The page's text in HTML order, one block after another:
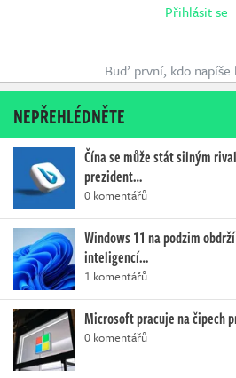
Přihlásit se
Buď první, kdo napíše
NEPŘEHLÉDNĚTE
Čína se může stát silným
prezident…
0 komentářů
Windows 11 na podzim
inteligencí…
1 komentářů
Microsoft pracuje na čipech
0 komentářů